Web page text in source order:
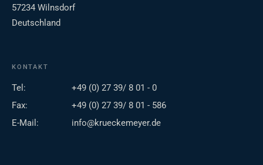
57234 Wilnsdorf
Deutschland
KONTAKT
Tel:
+49 (0) 27 39/ 8 01 - 0
Fax:
+49 (0) 27 39/ 8 01 - 586
E-Mail:
info@krueckemeyer.de